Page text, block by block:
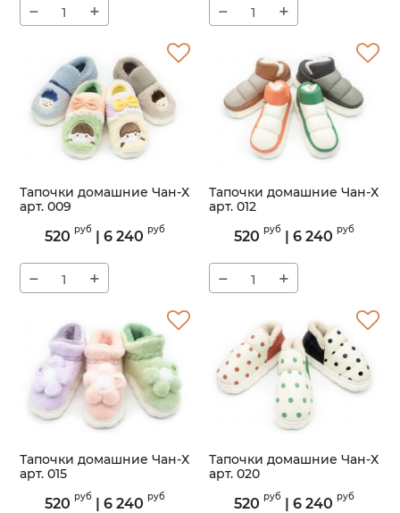
− + − +
Тапочки домашние Чан-Х
арт. 009
520 руб | 6 240 руб
− +
Тапочки домашние Чан-Х
арт. 012
520 руб | 6 240 руб
− +
Тапочки домашние Чан-Х
арт. 015
520 руб | 6 240 руб
Тапочки домашние Чан-Х
арт. 020
520 руб | 6 240 руб